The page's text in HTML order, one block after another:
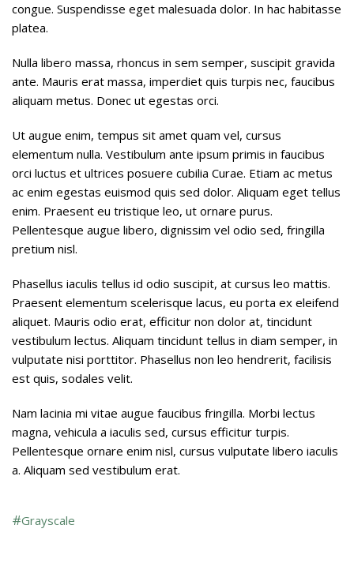
congue. Suspendisse eget malesuada dolor. In hac habitasse
platea.
Nulla libero massa, rhoncus in sem semper, suscipit gravida
ante. Mauris erat massa, imperdiet quis turpis nec, faucibus
aliquam metus. Donec ut egestas orci.
Ut augue enim, tempus sit amet quam vel, cursus
elementum nulla. Vestibulum ante ipsum primis in faucibus
orci luctus et ultrices posuere cubilia Curae. Etiam ac metus
ac enim egestas euismod quis sed dolor. Aliquam eget tellus
enim. Praesent eu tristique leo, ut ornare purus.
Pellentesque augue libero, dignissim vel odio sed, fringilla
pretium nisl.
Phasellus iaculis tellus id odio suscipit, at cursus leo mattis.
Praesent elementum scelerisque lacus, eu porta ex eleifend
aliquet. Mauris odio erat, efficitur non dolor at, tincidunt
vestibulum lectus. Aliquam tincidunt tellus in diam semper, in
vulputate nisi porttitor. Phasellus non leo hendrerit, facilisis
est quis, sodales velit.
Nam lacinia mi vitae augue faucibus fringilla. Morbi lectus
magna, vehicula a iaculis sed, cursus efficitur turpis.
Pellentesque ornare enim nisl, cursus vulputate libero iaculis
a. Aliquam sed vestibulum erat.
Grayscale